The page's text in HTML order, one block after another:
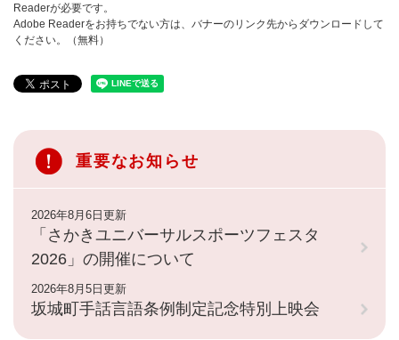
Readerが必要です。
Adobe Readerをお持ちでない方は、バナーのリンク先からダウンロードして
ください。（無料）
重要なお知らせ
2026年8月6日更新
「さかきユニバーサルスポーツフェスタ
2026」の開催について
2026年8月5日更新
坂城町手話言語条例制定記念特別上映会